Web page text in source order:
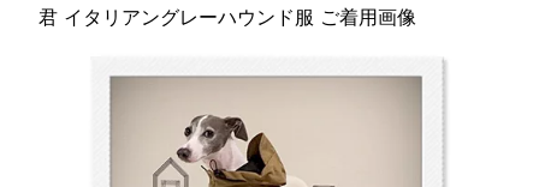
君 イタリアングレーハウンド服 ご着用画像